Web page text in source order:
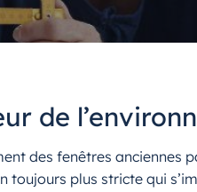
de
des fenêtres anciennes
plus stricte qui